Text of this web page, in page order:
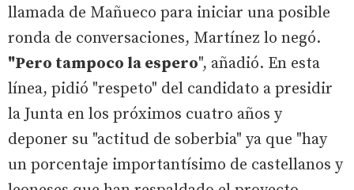
llamada de Mañueco para iniciar una posible
ronda de conversaciones, Martínez lo negó.
"Pero tampoco la espero", añadió. En esta
línea, pidió "respeto" del candidato a presidir
la Junta en los próximos cuatro años y
deponer su "actitud de soberbia" ya que "hay
un porcentaje importantísimo de castellanos y